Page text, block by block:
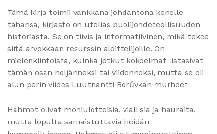
Tämä kirja toimii vankkana johdantona kenelle
tahansa, kirjasto on utelias puolijohdeteollisuuden
historiasta. Se on tiivis ja informatiivinen, mikä tekee
siitä arvokkaan resurssin aloittelijoille. On
mielenkiintoista, kuinka jotkut kokoelmat listasivat
tämän osan neljänneksi tai viidenneksi, mutta se oli
alun perin viides Luutnantti Borůvkan murheet
Hahmot olivat moniulotteisia, viallisia ja hauraita,
mutta lopulta samaistuttavia heidän